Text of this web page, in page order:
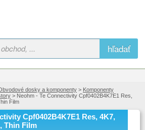
hľadať
dosky a komponenty > Komponenty
> Neohm - Te Connectivity Cpf0402B4K7E1 Res,
Film
Cpf0402B4K7E1 Res, 4K7,
Thin Film